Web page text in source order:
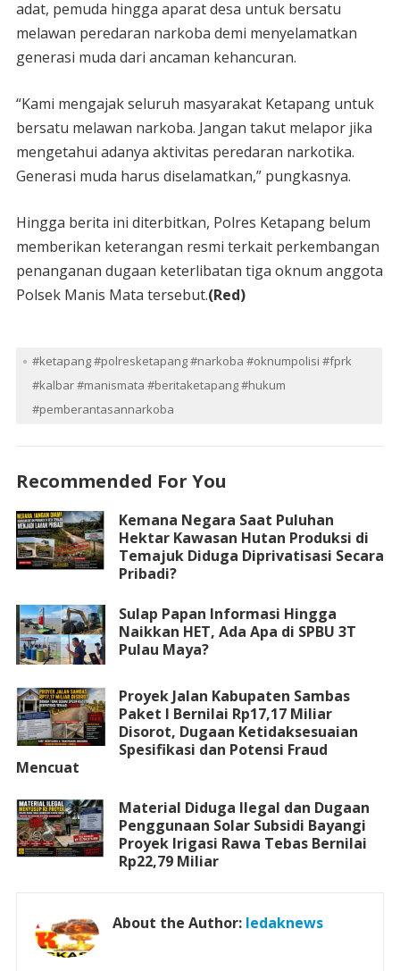
adat, pemuda hingga aparat desa untuk bersatu
melawan peredaran narkoba demi menyelamatkan
generasi muda dari ancaman kehancuran.
“Kami mengajak seluruh masyarakat Ketapang untuk
bersatu melawan narkoba. Jangan takut melapor jika
mengetahui adanya aktivitas peredaran narkotika.
Generasi muda harus diselamatkan,” pungkasnya.
Hingga berita ini diterbitkan, Polres Ketapang belum
memberikan keterangan resmi terkait perkembangan
penanganan dugaan keterlibatan tiga oknum anggota
Polsek Manis Mata tersebut.(Red)
#ketapang #polresketapang #narkoba #oknumpolisi #fprk
#kalbar #manismata #beritaketapang #hukum
#pemberantasannarkoba
Recommended For You
Kemana Negara Saat Puluhan
Hektar Kawasan Hutan Produksi di
Temajuk Diduga Diprivatisasi Secara
Pribadi?
Sulap Papan Informasi Hingga
Naikkan HET, Ada Apa di SPBU 3T
Pulau Maya?
Proyek Jalan Kabupaten Sambas
Paket I Bernilai Rp17,17 Miliar
Disorot, Dugaan Ketidaksesuaian
Spesifikasi dan Potensi Fraud
Mencuat
Material Diduga Ilegal dan Dugaan
Penggunaan Solar Subsidi Bayangi
Proyek Irigasi Rawa Tebas Bernilai
Rp22,79 Miliar
About the Author: ledaknews